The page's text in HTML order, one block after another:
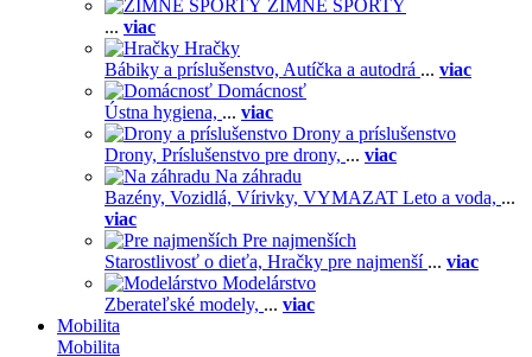
ZIMNÉ ŠPORTY
... viac
Hračky
Bábiky a príslušenstvo, Autíčka a autodrá ... viac
Domácnosť
Ústna hygiena, ... viac
Drony a príslušenstvo
Drony, Príslušenstvo pre drony, ... viac
Na záhradu
Bazény, Vozidlá, Vírivky, VYMAZAT Leto a voda, ...
viac
Pre najmenších
Starostlivosť o dieťa, Hračky pre najmenší ... viac
Modelárstvo
Zberateľské modely, ... viac
Mobilita
Mobilita